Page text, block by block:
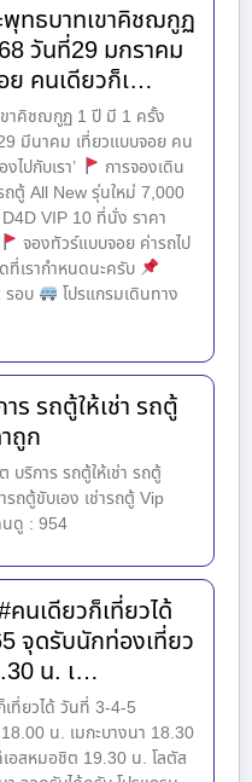
ทธบาทเขาคิชฌกูฏ
วันที่29 มกราคม
ย คนเดียวก็เ…
าคิชฌกูฏ 1 ปี มี 1 ครั้ง
มีนาคม เที่ยวแบบจอย คน
ไปกับเรา’
การจองเดิน
ถตู้ All New รุ่นใหม่ 7,000
VIP 10 ที่นั่ง ราคา
จองทัวร์แบบจอย ค่ารถไป
เรากำหนดนะครับ
รอบ
โปรแกรมเดินทาง
ร รถตู้ให้เช่า รถตู้
ถูก
บริการ รถตู้ให้เช่า รถตู้
รถตู้ขับเอง เช่ารถตู้ Vip
ดู : 954
นเดียวก็เที่ยวได้
จุดรับนักท่องเที่ยว
น. เ…
ที่ยวได้ วันที่ 3-4-5
น. เมกะบางนา 18.30
อสหมอชิต 19.30 น. โลตัส